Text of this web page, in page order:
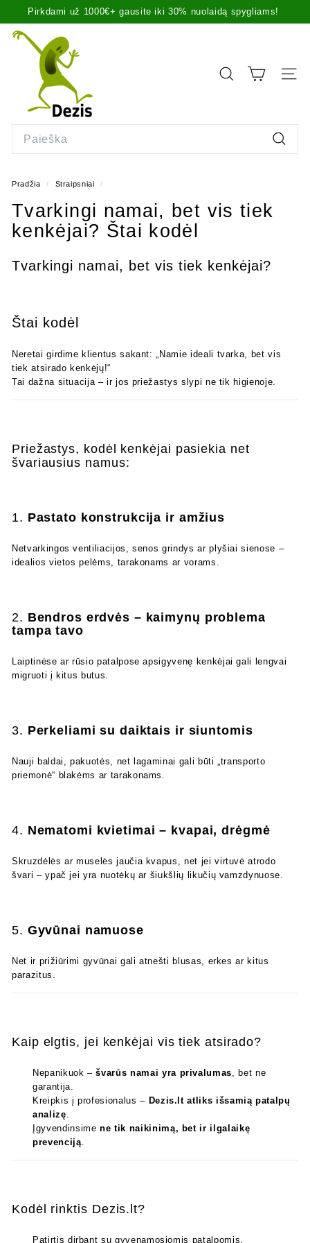
Praleisti
Pristabdyti
Prekes siunčiame tą pačią dieną iki 14 val. arba sekančią
D
l
PAIEŠKA
Pradžia / Straipsniai /
Tvarkingi namai, bet vis tiek
kenkėjai? Štai kodėl
Tvarkingi namai, bet vis tiek kenkėjai?
Štai kodėl
Neretai girdime klientus sakant: „Namie ideali tvarka, bet vis
tiek atsirado kenkėjų!“
Tai dažna situacija – ir jos priežastys slypi ne tik higienoje.
Priežastys, kodėl kenkėjai pasiekia net
švariausius namus:
1. Pastato konstrukcija ir amžius
Netvarkingos ventiliacijos, senos grindys ar plyšiai sienose –
idealios vietos pelėms, tarakonams ar vorams.
2. Bendros erdvės – kaimynų problema
tampa tavo
Laiptinėse ar rūsio patalpose apsigyvenę kenkėjai gali lengvai
migruoti į kitus butus.
3. Perkeliami su daiktais ir siuntomis
Nauji baldai, pakuotės, net lagaminai gali būti „transporto
priemonė“ blakėms ar tarakonams.
4. Nematomi kvietimai – kvapai, drėgmė
Skruzdėlės ar muselės jaučia kvapus, net jei virtuvė atrodo
švari – ypač jei yra nuotėkų ar šiukšlių likučių vamzdynuose.
5. Gyvūnai namuose
Net ir prižiūrimi gyvūnai gali atnešti blusas, erkes ar kitus
parazitus.
Kaip elgtis, jei kenkėjai vis tiek atsirado?
Nepanikuok –švarūs namai yra privalumas , bet ne
garantija.
Kreipkis į profesionalus – Dezis.lt atliks išsamią patalpų
analizę
Įgyvendinsimene tik naikinimą, bet ir ilgalaikę
prevenciją
Kodėl rinktis Dezis.lt?
Patirtis dirbant su gyvenamosiomis patalpomis.